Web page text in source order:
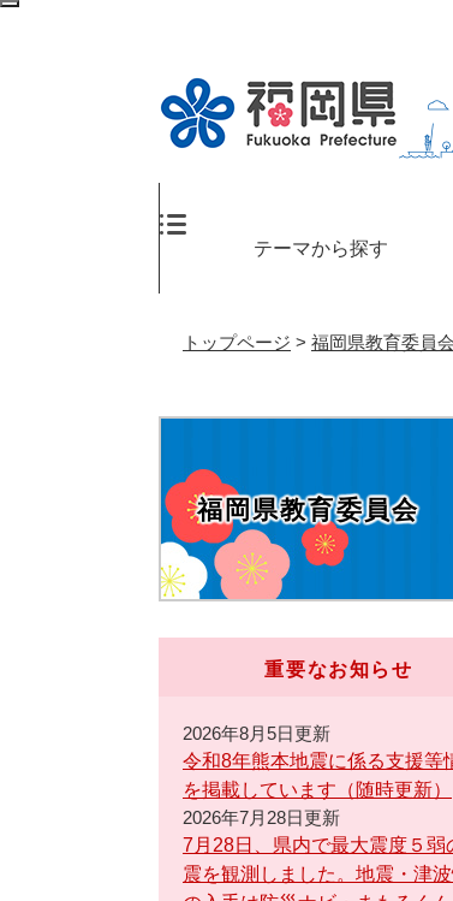
ペ
テーマから探す
トップページ > 福岡県教育委員会
福岡県教育委員会
重要なお知らせ
2026年8月5日更新
令和8年熊本地震に係る支援等
を掲載しています（随時更新）
2026年7月28日更新
7月28日、県内で最大震度５弱
震を観測しました。地震・津